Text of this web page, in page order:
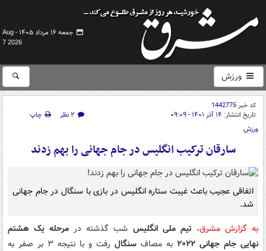
جمعه ۱۶ مرداد ۱۴۰۵ -
Aug
7 2026
ورزش
کد خبر1442775
تاریخ انتشار: ۱۴ آذر ۱۴۰۱ - ۰۹:۰۹ ۲ نظر
چاپ
ورزش
سارقان ترکیب انگلیس در جام جهانی را بهم زدند
اتفاقی عجیب باعث غیبت ستاره انگلیس در بازی با سنگال در جام جهانی
شد.
به گزارش مشرق،تیم ملی انگلیس شب گذشته در مرحله یک هشتم
نهایی جام جهانی ۲۰۲۲
به مصاف سنگال
رفت و با نتیجه ۳ بر صفر به